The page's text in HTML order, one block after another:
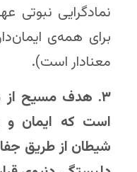
نمادگرایی نبوتی
برای همه‌ی
معنادار است).
۳. هدف مسیح از
است که ایمان و
شیطان از طریق